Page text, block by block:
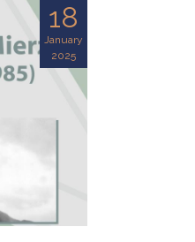
18
January
2025